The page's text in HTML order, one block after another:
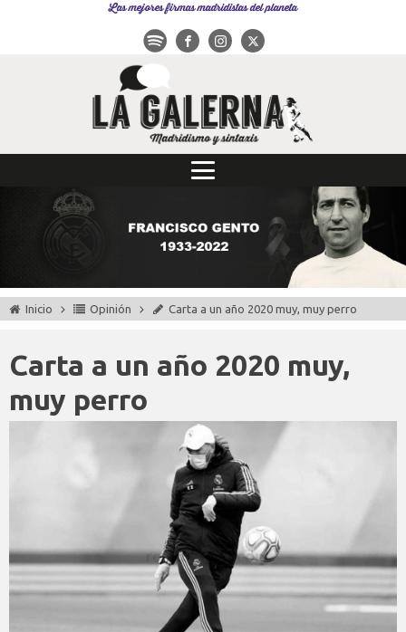
Las mejores firmas madridistas del planeta
Inicio Opinión Carta a un año 2020 muy, muy perro
Carta a un año 2020 muy,
muy perro